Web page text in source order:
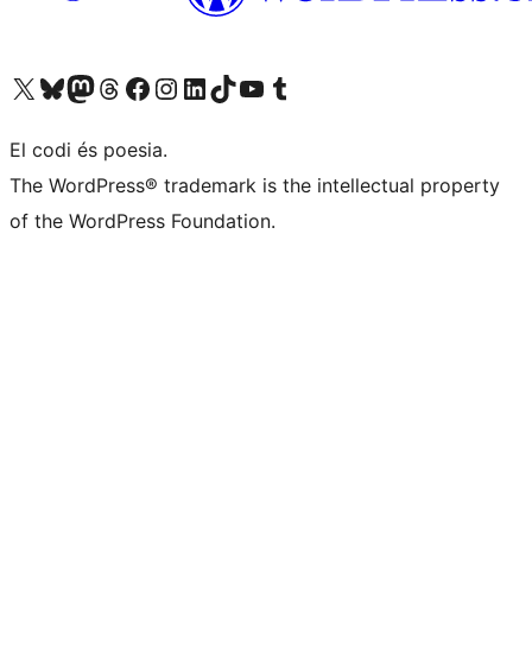
Visiteu el nostre compte X (abans Twitter)
Visiteu el nostre compte de Bluesky
Visiteu el nostre compte al Mastodon
Visiteu el nostre compte de Threads
Visiteu la nostra pàgina al Facebook
Visiteu el nostre compte d'Instagram
Visiteu el nostre compte de LinkedIn
Visiteu el nostre compte de TikTok
Visiteu el nostre canal al YouTube
Visiteu el nostre compte de Tumblr
El codi és poesia.
The WordPress® trademark is the intellectual property
of the WordPress Foundation.